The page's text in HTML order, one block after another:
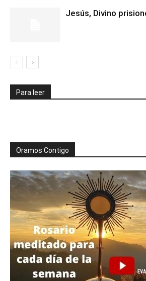
Jesús, Divino
Para leer
Oramos Contigo